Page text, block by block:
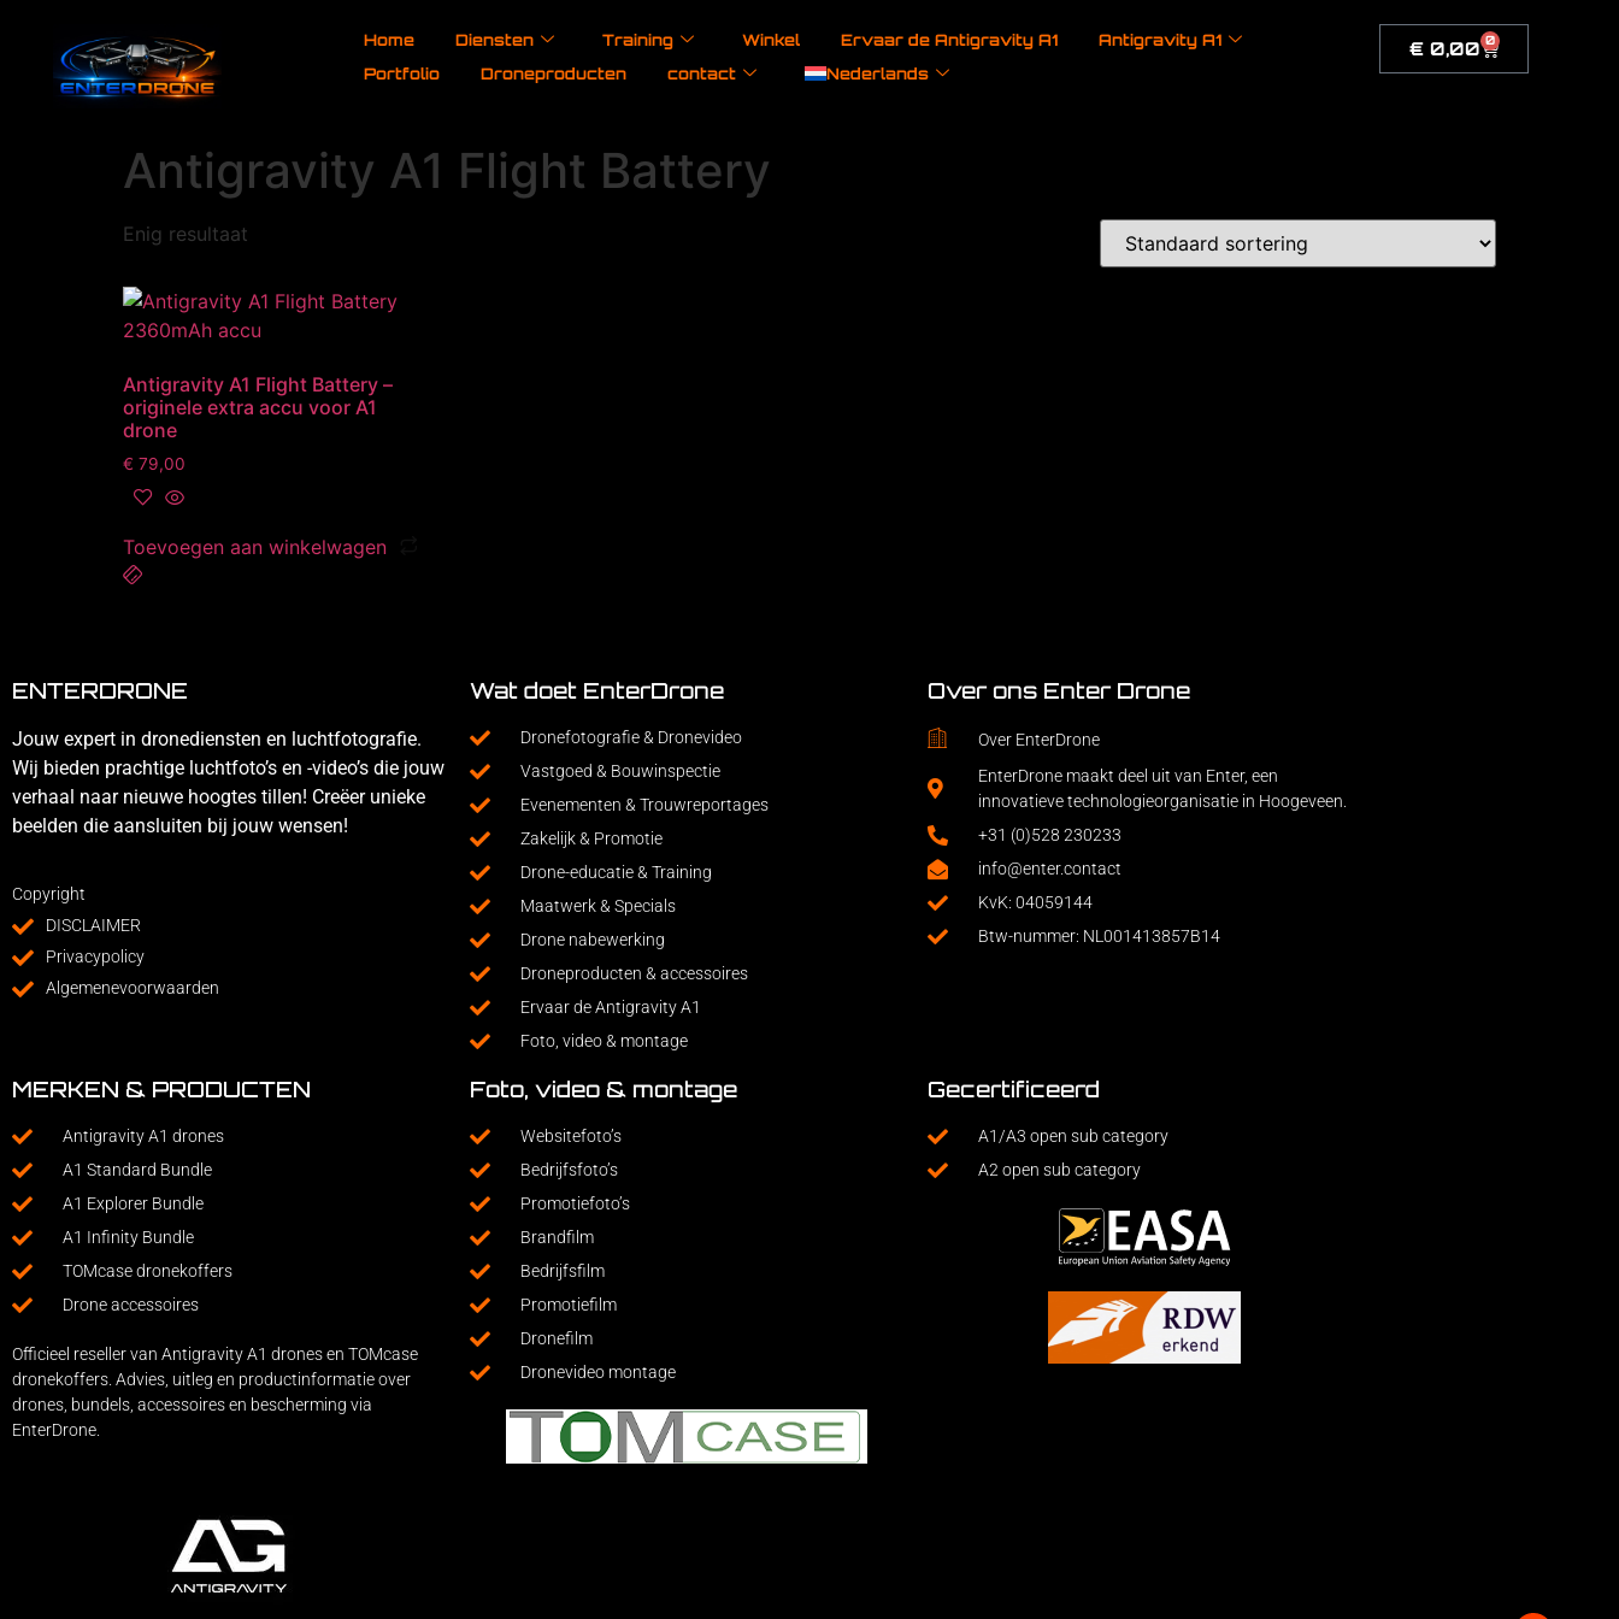
Home Diensten Training Winkel Ervaar de Antigravity A1
Antigravity A1
Portfolio
Droneproducten contact Nederlands
€ 0,00 0
Antigravity A1 Flight Battery
Enig resultaat
Antigravity A1 Flight Battery –
originele extra accu voor A1
drone
€ 79,00
Toevoegen aan winkelwagen
ENTERDRONE
Jouw expert in dronediensten en luchtfotografie.
Wij bieden prachtige luchtfoto’s en -video’s die jouw
verhaal naar nieuwe hoogtes tillen! Creëer unieke
beelden die aansluiten bij jouw wensen!
Copyright
DISCLAIMER
Privacypolicy
Algemenevoorwaarden
Wat doet EnterDrone
Dronefotografie & Dronevideo
Vastgoed & Bouwinspectie
Evenementen & Trouwreportages
Zakelijk & Promotie
Drone-educatie & Training
Maatwerk & Specials
Drone nabewerking
Droneproducten & accessoires
Ervaar de Antigravity A1
Foto, video & montage
Over ons Enter Drone
Over EnterDrone
EnterDrone maakt deel uit van Enter, een
innovatieve technologieorganisatie in Hoogeveen.
+31 (0)528 230233
info@enter.contact
KvK: 04059144
Btw-nummer: NL001413857B14
MERKEN & PRODUCTEN
Antigravity A1 drones
A1 Standard Bundle
A1 Explorer Bundle
A1 Infinity Bundle
TOMcase dronekoffers
Drone accessoires
Officieel reseller van Antigravity A1 drones en TOMcase
dronekoffers. Advies, uitleg en productinformatie over
drones, bundels, accessoires en bescherming via
EnterDrone.
Foto, video & montage
Websitefoto’s
Bedrijfsfoto’s
Promotiefoto’s
Brandfilm
Bedrijfsfilm
Promotiefilm
Dronefilm
Dronevideo montage
Gecertificeerd
A1/A3 open sub category
A2 open sub category